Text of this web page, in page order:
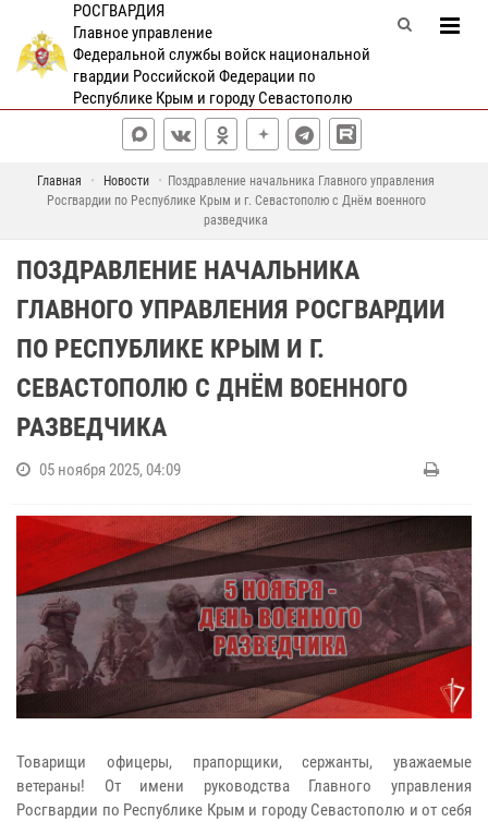
РОСГВАРДИЯ
Главное управление
Федеральной службы войск национальной
гвардии Российской Федерации по
Республике Крым и городу Севастополю
Главная Новости
Поздравление начальника Главного управления
Росгвардии по Республике Крым и г. Севастополю с Днём военного
разведчика
ПОЗДРАВЛЕНИЕ НАЧАЛЬНИКА
ГЛАВНОГО УПРАВЛЕНИЯ РОСГВАРДИИ
ПО РЕСПУБЛИКЕ КРЫМ И Г.
СЕВАСТОПОЛЮ С ДНЁМ ВОЕННОГО
РАЗВЕДЧИКА
05 ноября 2025, 04:09
Товарищи офицеры, прапорщики, сержанты, уважаемые
ветераны! От имени руководства Главного управления
Росгвардии по Республике Крым и городу Севастополю и от себя